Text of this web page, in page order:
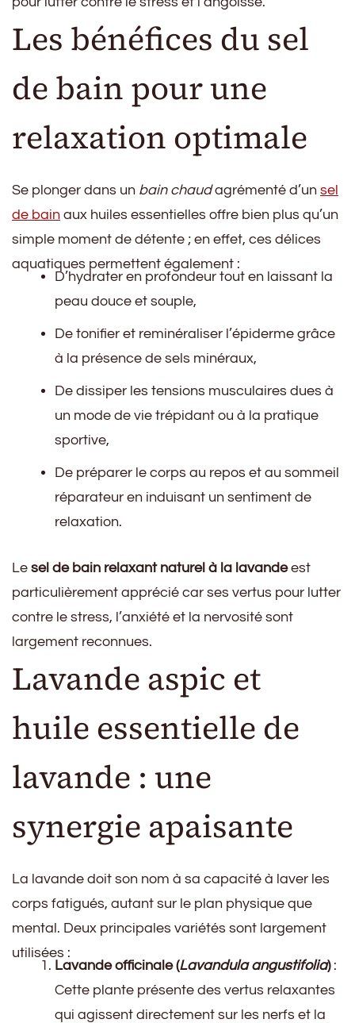
Les bénéfices du sel
de bain pour une
relaxation optimale
Se plonger dans un bain chaudagrémenté d’un sel
de bain aux huiles essentielles offre bien plus qu’un
simple moment de détente ; en effet, ces délices
aquatiques permettent également :
D’hydrater en profondeur tout en laissant la
peau douce et souple,
De tonifier et reminéraliser l’épiderme grâce
à la présence de sels minéraux,
De dissiper les tensions musculaires dues à
un mode de vie trépidant ou à la pratique
sportive,
De préparer le corps au repos et au sommeil
réparateur en induisant un sentiment de
relaxation.
Le sel de bain relaxant naturel à la lavandeest
particulièrement apprécié car ses vertus pour lutter
contre le stress, l’anxiété et la nervosité sont
largement reconnues.
Lavande aspic et
huile essentielle de
lavande : une
synergie apaisante
La lavande doit son nom à sa capacité à laver les
corps fatigués, autant sur le plan physique que
mental. Deux principales variétés sont largement
utilisées :
Lavande officinale (Lavandula angustifolia):
Cette plante présente des vertus relaxantes
qui agissent directement sur les nerfs et la